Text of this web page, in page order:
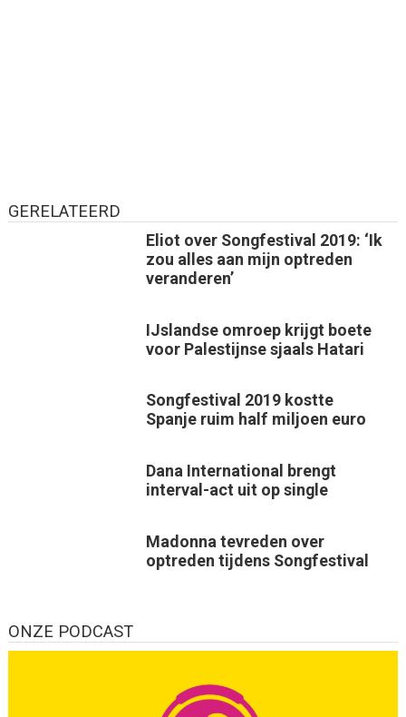
GERELATEERD
Eliot over Songfestival 2019: ‘Ik
zou alles aan mijn optreden
veranderen’
IJslandse omroep krijgt boete
voor Palestijnse sjaals Hatari
Songfestival 2019 kostte
Spanje ruim half miljoen euro
Dana International brengt
interval-act uit op single
Madonna tevreden over
optreden tijdens Songfestival
ONZE PODCAST